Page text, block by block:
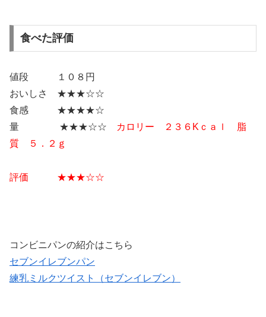
食べた評価
値段 １０８円
おいしさ ★★★☆☆
食感 ★★★★☆
量 ★★★☆☆
カロリー ２３６Kｃａｌ 脂
質 ５．２ｇ
評価 ★★★☆☆
コンビニパンの紹介はこちら
セブンイレブンパン
練乳ミルクツイスト（セブンイレブン）